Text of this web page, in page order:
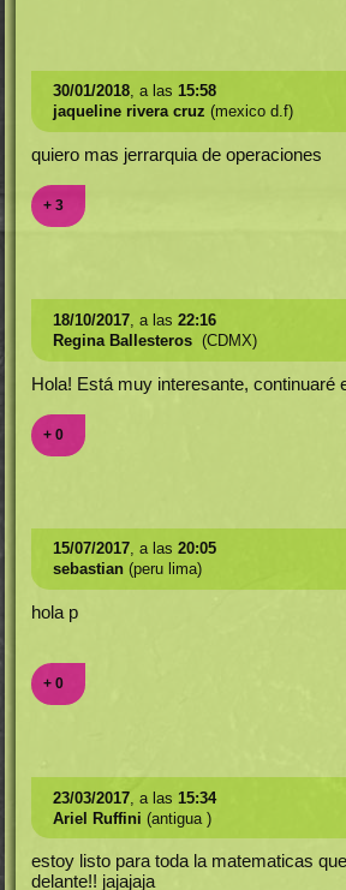
30/01/2018, a las 15:58
jaqueline rivera cruz (mexico d.f)
quiero mas jerrarquia de operaciones
+ 3
18/10/2017, a las 22:16
Regina Ballesteros (CDMX)
Hola! Está muy interesante, continuaré
+ 0
15/07/2017, a las 20:05
sebastian(peru lima)
hola p
+ 0
23/03/2017, a las 15:34
Ariel Ruffini (antigua )
estoy listo para toda la matematicas
delante!! jajajaja